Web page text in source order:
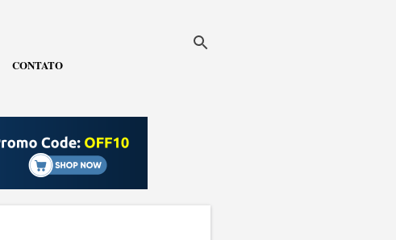
CONTATO